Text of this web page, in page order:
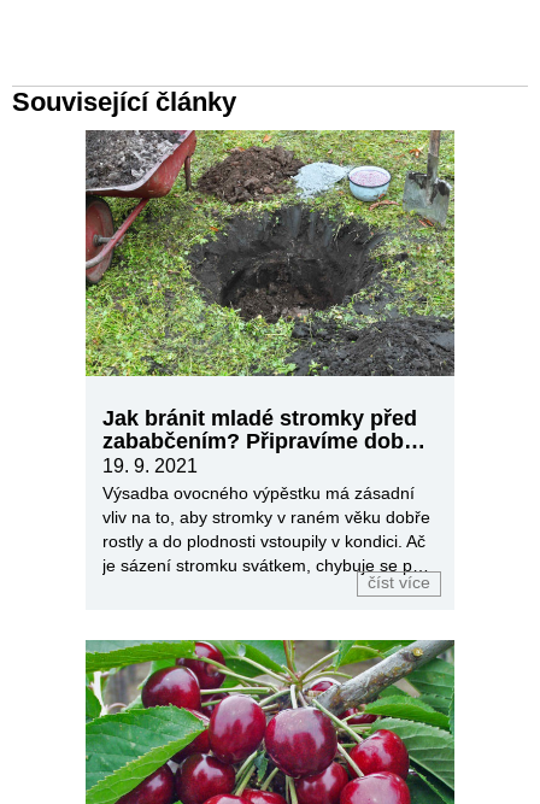
Související články
Jak bránit mladé stromky před
zababčením? Připravíme dobře
půdu
19. 9. 2021
Výsadba ovocného výpěstku má zásadní
vliv na to, aby stromky v raném věku dobře
rostly a do plodnosti vstoupily v kondici. Ač
je sázení stromku svátkem, chybuje se při
číst více